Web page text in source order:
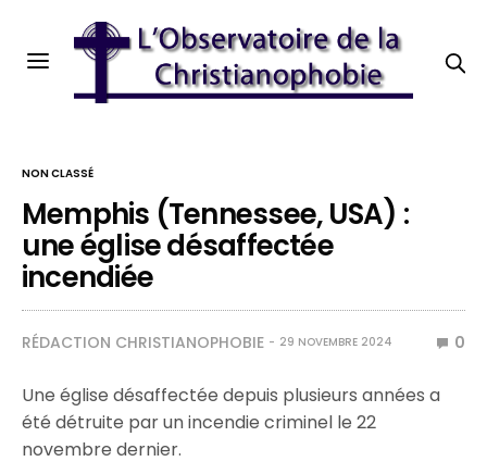
NON CLASSÉ
Memphis (Tennessee, USA) :
une église désaffectée
incendiée
RÉDACTION CHRISTIANOPHOBIE 29 NOVEMBRE 2024 0
Une église désaffectée depuis plusieurs années a
été détruite par un incendie criminel le 22
novembre dernier.